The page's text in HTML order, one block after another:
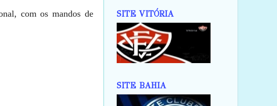
com os mandos de
SITE VITÓRIA
SITE BAHIA